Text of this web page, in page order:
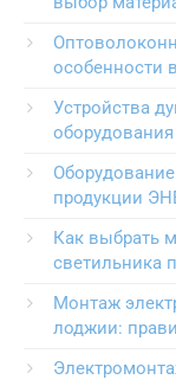
особенности
Устройства
оборудования
продукции
Как выбрать
светильника
Монтаж
лоджии: